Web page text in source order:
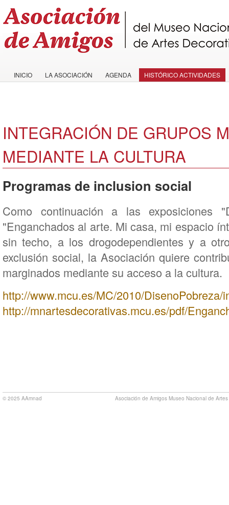
INICIO LA ASOCIACIÓN AGENDA HISTÓRICO ACTIVIDADES
INTEGRACIÓN DE GRUPOS
MEDIANTE LA CULTURA
Programas de inclusion social
Como continuación a las exposiciones
"Enganchados al arte. Mi casa, mi espacio
sin techo, a los drogodependientes y a
exclusión social, la Asociación quiere
marginados mediante su acceso a la cultura.
http://www.mcu.es/MC/2010/DisenoPobreza/
http://mnartesdecorativas.mcu.es/pdf/
© 2025 AAmnad Asociación de Amigos Museo Nacional de